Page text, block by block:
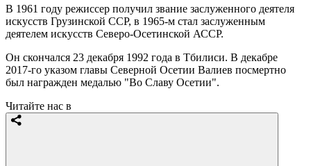
В 1961 году режиссер получил звание заслуженного деятеля
искусств Грузинской ССР, в 1965-м стал заслуженным
деятелем искусств Северо-Осетинской АССР.
Он скончался 23 декабря 1992 года в Тбилиси. В декабре
2017-го указом главы Северной Осетии Валиев посмертно
был награжден медалью "Во Славу Осетии".
Читайте нас в